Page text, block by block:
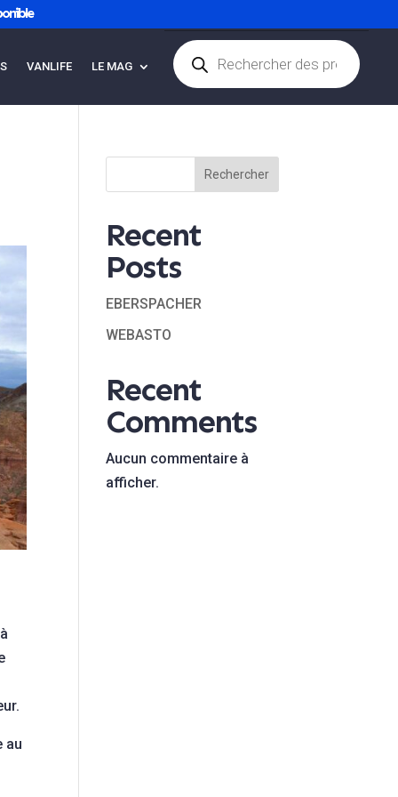
VANLIFE LE MAG
Recherche
de
produits
Articles 0
au
Rechercher
Recent
Posts
EBERSPACHER
WEBASTO
Recent
Comments
Aucun commentaire à
afficher.